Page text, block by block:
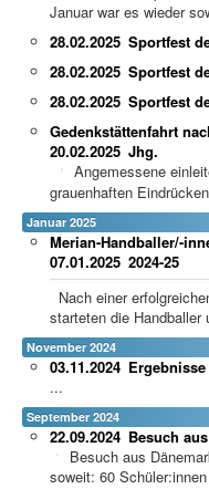
Januar war es wieder
Sportfest
28.02.2025
Sportfest
28.02.2025
Sportfest
28.02.2025
Gedenkstättenfahrt
Jhg.
20.02.2025
Angemessene
grauenhaften
Januar 2025
Merian-Handballer/-
2024-25
07.01.2025
Nach einer
starteten die Handballer
November 2024
03.11.2024
...
September 2024
Besuch
22.09.2024
Besuch aus
soweit: 60